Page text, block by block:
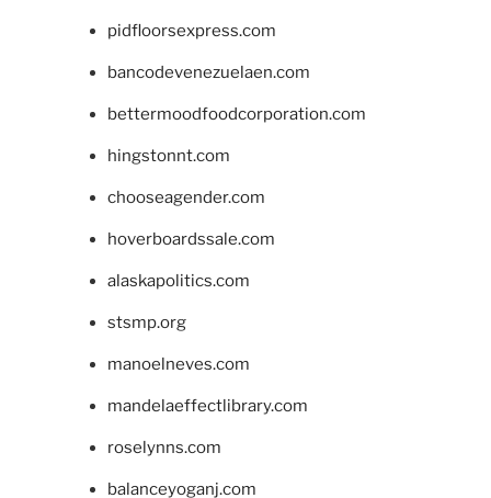
pidfloorsexpress.com
bancodevenezuelaen.com
bettermoodfoodcorporation.com
hingstonnt.com
chooseagender.com
hoverboardssale.com
alaskapolitics.com
stsmp.org
manoelneves.com
mandelaeffectlibrary.com
roselynns.com
balanceyoganj.com